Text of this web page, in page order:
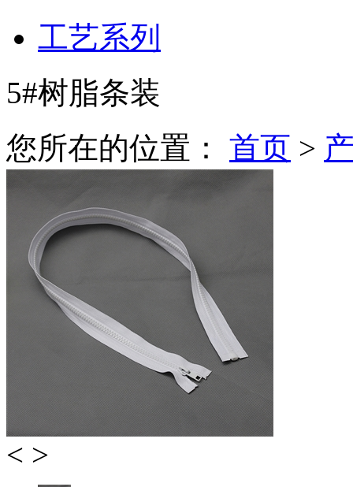
工艺系列
5#树脂条装
您所在的位置： 首页 >
< >